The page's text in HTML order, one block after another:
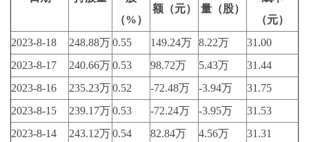
（%）
额（元）
量（股）
（元）
2023-8-18
248.88万0.55 149.24万 8.22万
31.00
2023-8-17
240.66万0.53 98.72万 5.43万
31.44
2023-8-16
235.23万0.52 -72.48万 -3.94万
31.75
2023-8-15
239.17万0.53 -72.24万 -3.95万
31.53
2023-8-14
243.12万0.54 82.84万 4.56万
31.31